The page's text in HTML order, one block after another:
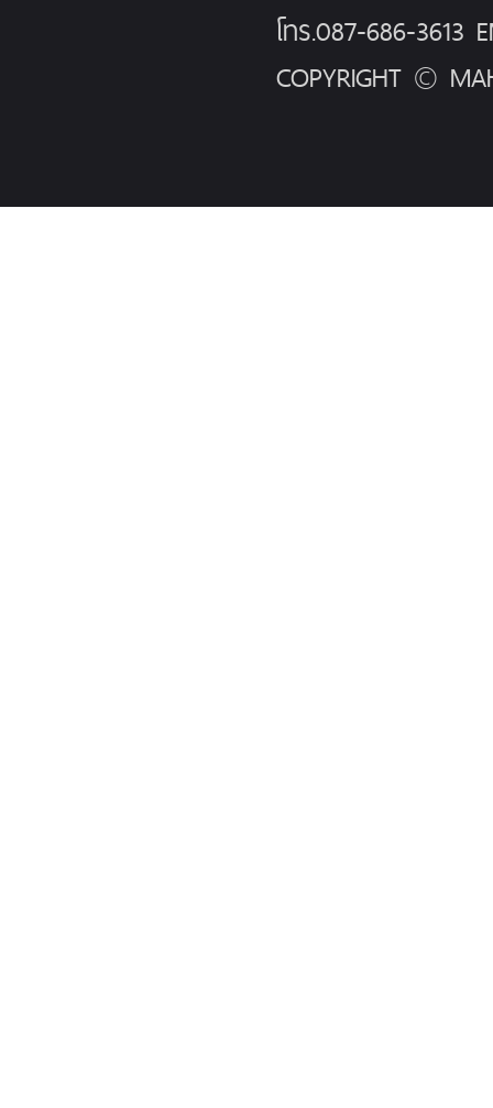
โทร.087-686-3613
COPYRIGHT ©